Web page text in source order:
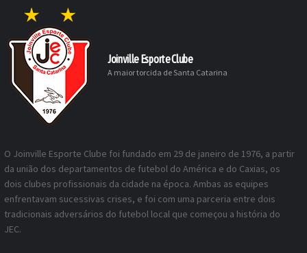
Joinville Esporte Clube
A maior torcida de Santa Catarina
O Joinville Esporte Clube foi fundado em 29 de janeiro de 1976, a partir
da união dos departamentos de futebol do América e do Caxias, os
dois clubes profissionais da cidade na época. Ambas as equipes
enfrentavam sucessivas crises, e foi com uma parceria entre dois
tradicionais adversários do futebol local que começou a história do
JEC.